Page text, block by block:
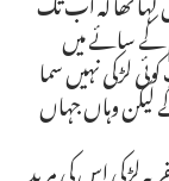
کے سائے میں
لڑکی نہیں سما
لیکن وہاں جہاں
لڑکی اس کی مرید